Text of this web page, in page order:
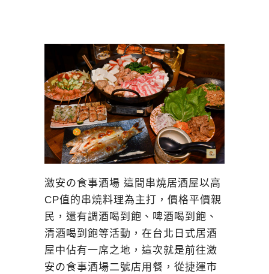
激安の食事酒場 這間串燒居酒屋以高
CP值的串燒料理為主打，價格平價親
民，還有調酒喝到飽、啤酒喝到飽、
清酒喝到飽等活動，在台北日式居酒
屋中佔有一席之地，這次就是前往激
安の食事酒場二號店用餐，從捷運市